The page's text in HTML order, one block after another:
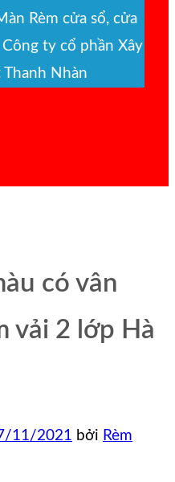
Rèm cửa sổ, cửa
ty cổ phần Xây
Nhàn
có vân
vải 2 lớp Hà
11/2021 bởi Rèm